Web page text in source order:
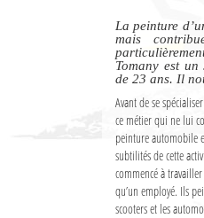
La peinture
mais
Tomany est
de 23 ans. Il
Avant de se
ce métier qui ne lui
peinture automobile
subtilités de cette
commencé à
qu’un employé. Ils
scooters et les